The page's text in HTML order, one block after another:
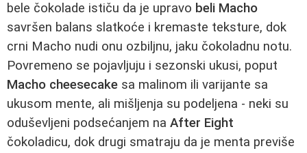
bele čokolade ističu da je upravo beli Macho
savršen balans slatkoće i kremaste teksture, dok
crni Macho nudi onu ozbiljnu, jaku čokoladnu notu.
Povremeno se pojavljuju i sezonski ukusi, poput
Macho cheesecake sa malinom ili varijante sa
ukusom mente, ali mišljenja su podeljena - neki su
oduševljeni podsećanjem na After Eight
čokoladicu, dok drugi smatraju da je menta previše